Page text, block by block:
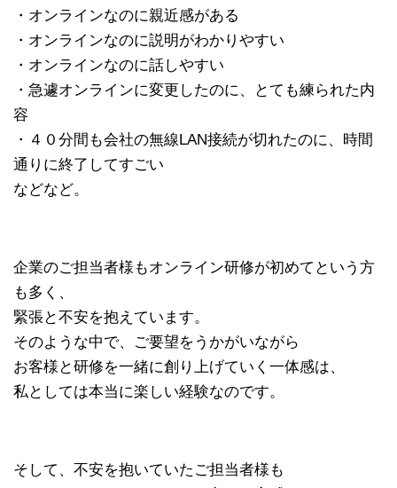
・オンラインなのに親近感がある
・オンラインなのに説明がわかりやすい
・オンラインなのに話しやすい
・急遽オンラインに変更したのに、とても練られた内
容
・４０分間も会社の無線LAN接続が切れたのに、時間
通りに終了してすごい
などなど。
企業のご担当者様もオンライン研修が初めてという方
も多く、
緊張と不安を抱えています。
そのような中で、ご要望をうかがいながら
お客様と研修を一緒に創り上げていく一体感は、
私としては本当に楽しい経験なのです。
そして、不安を抱いていたご担当者様も